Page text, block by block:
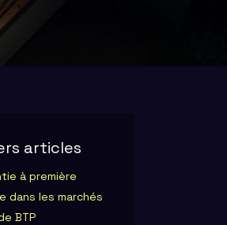
articles
à première
dans les marchés
BTP